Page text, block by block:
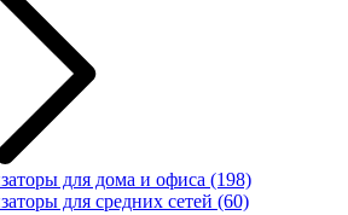
для дома и офиса (198)
для средних сетей (60)